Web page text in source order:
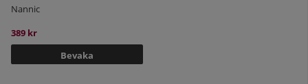
Nannic
389 kr
Bevaka